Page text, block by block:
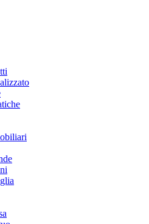
di secondo livello
menù di secondo livello
menù di secondo livello
di secondo livello